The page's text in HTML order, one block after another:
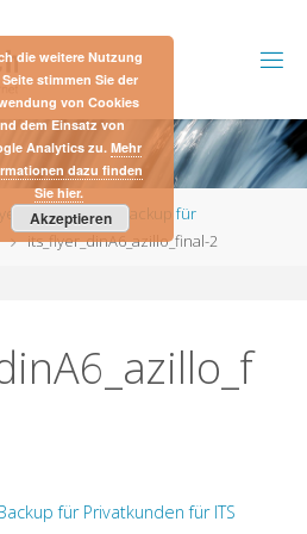
Azillo Online-Backup für
its_flyer_dinA6_azillo_final-2
für Privatkunden für ITS
die weitere Nutzung
stimmen Sie der
von Cookies
dem Einsatz von
Analytics zu. Mehr
dazu finden
Sie hier.
Akzeptieren